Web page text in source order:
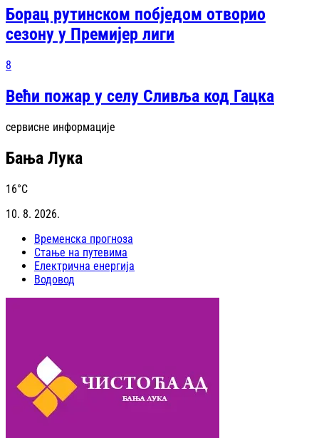
Борац рутинском побједом отворио
сезону у Премијер лиги
8
Већи пожар у селу Сливља код Гацка
сервисне информације
Бања Лука
16°C
10. 8. 2026.
Временска прогноза
Стање на путевима
Електрична енергија
Водовод